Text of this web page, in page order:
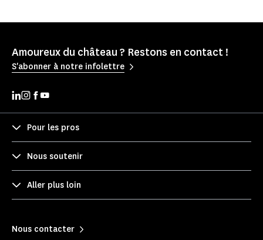
Amoureux du château ? Restons en contact !
S'abonner à notre infolettre
Pour les pros
Nous soutenir
Aller plus loin
Nous contacter